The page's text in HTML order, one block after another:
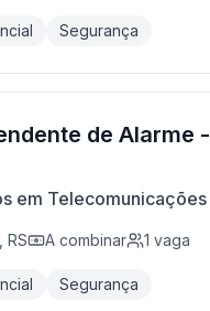
Segurança
de Alarme -
em Telecomunicações
RS A combinar 1 vaga
Segurança